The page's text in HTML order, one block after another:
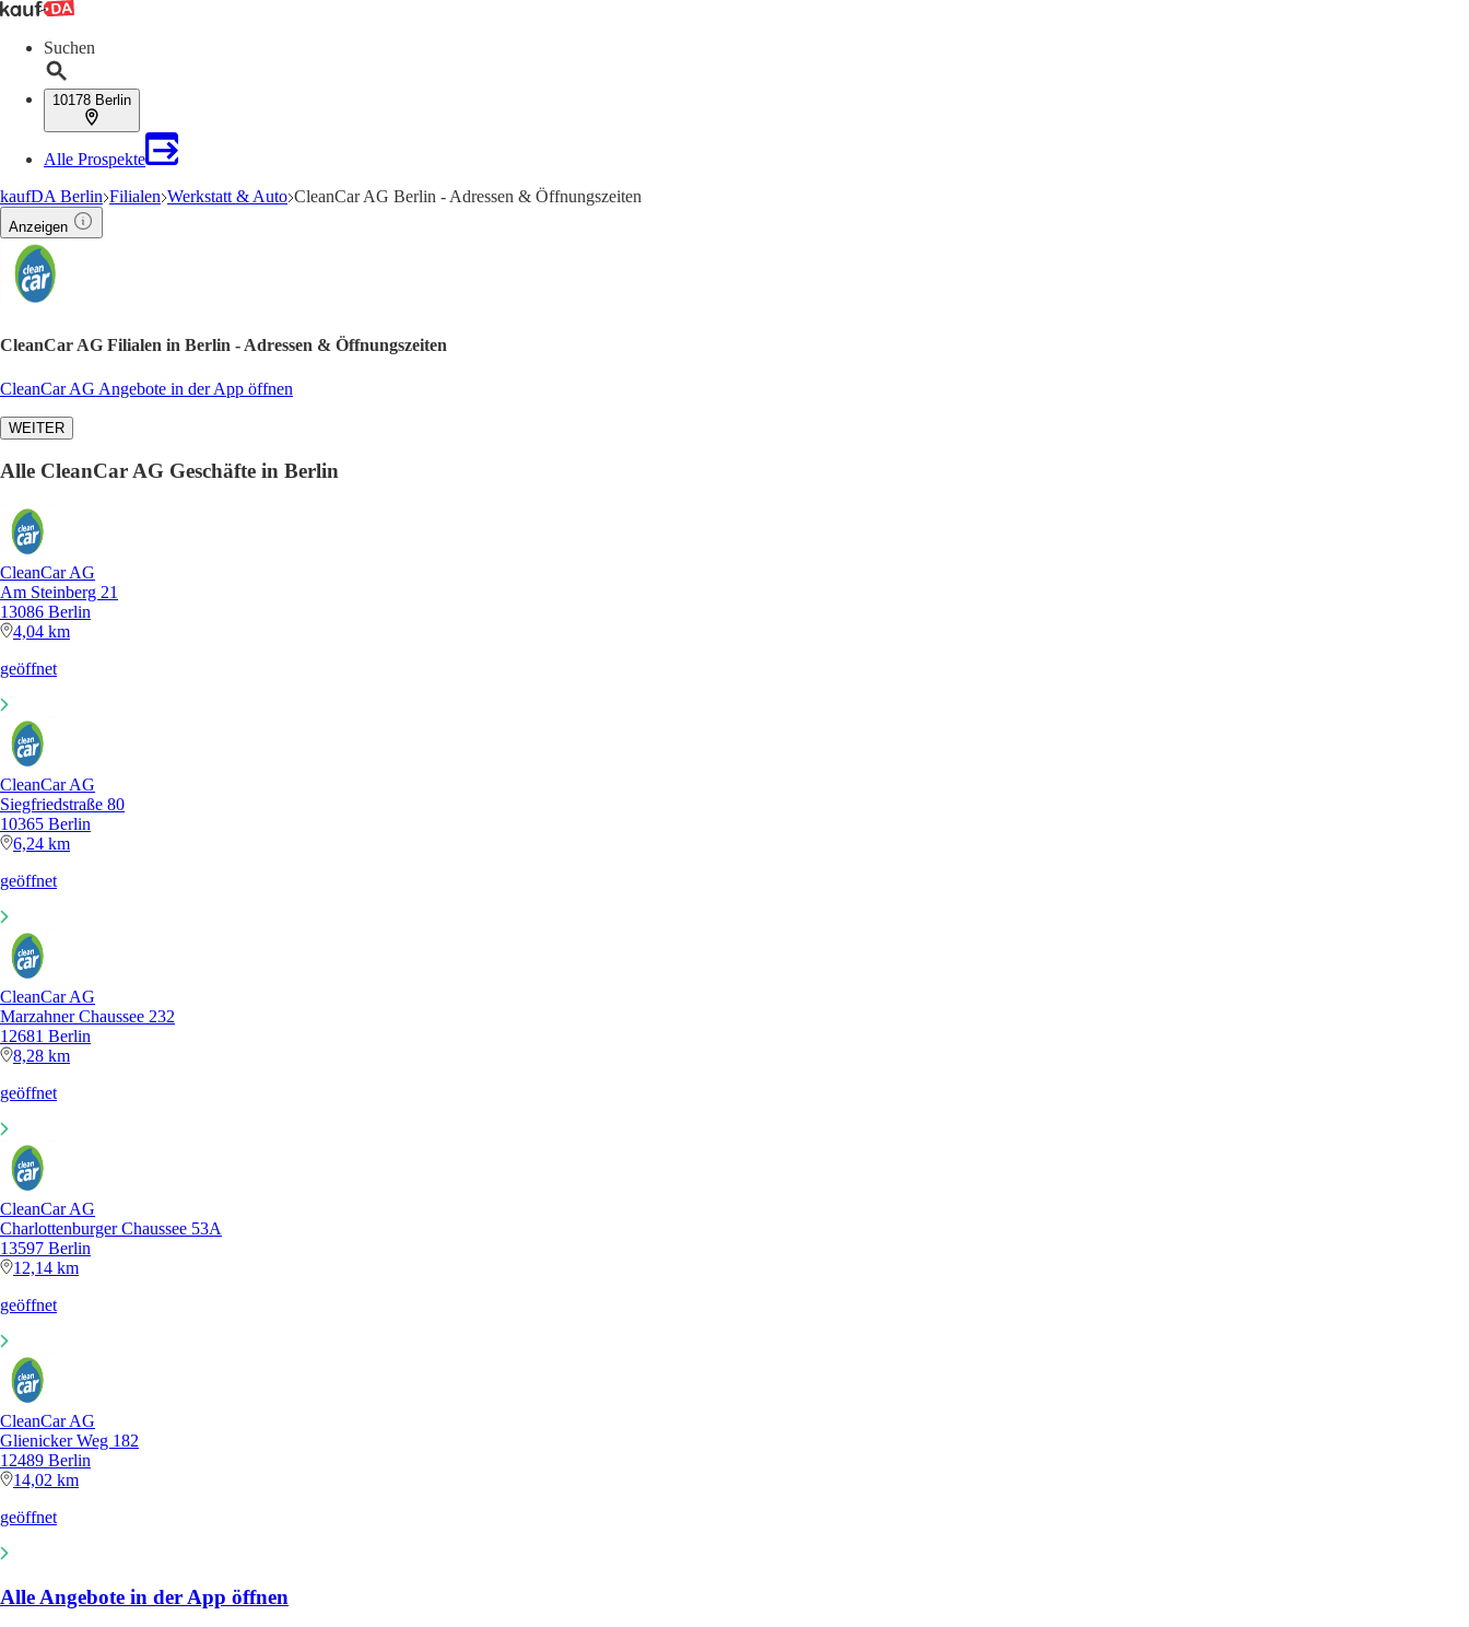
Suchen
10178 Berlin
Alle Prospekte
kaufDA Berlin Filialen Werkstatt & Auto CleanCar AG Berlin - Adressen & Öffnungszeiten
Anzeigen
CleanCar AG Filialen in Berlin - Adressen & Öffnungszeiten
CleanCar AG Angebote in der App öffnen
WEITER
Alle CleanCar AG Geschäfte in Berlin
CleanCar AG
Am Steinberg 21
13086 Berlin
4,04 km
geöffnet
CleanCar AG
Siegfriedstraße 80
10365 Berlin
6,24 km
geöffnet
CleanCar AG
Marzahner Chaussee 232
12681 Berlin
8,28 km
geöffnet
CleanCar AG
Charlottenburger Chaussee 53A
13597 Berlin
12,14 km
geöffnet
CleanCar AG
Glienicker Weg 182
12489 Berlin
14,02 km
geöffnet
Alle Angebote in der App öffnen